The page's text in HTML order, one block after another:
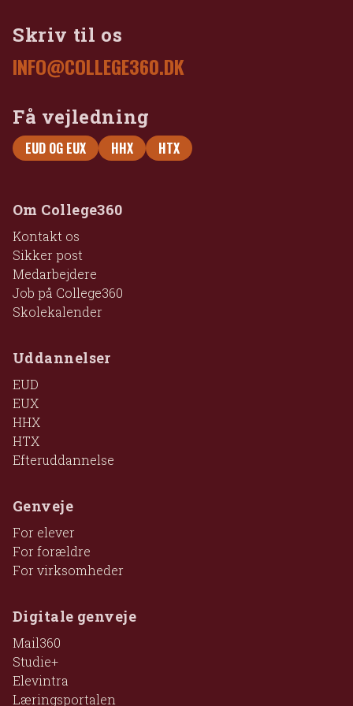
Skriv til os
INFO@COLLEGE360.DK
Få vejledning
EUD OG EUX HHX HTX
Om College360
Kontakt os
Sikker post
Medarbejdere
Job på College360
Skolekalender
Uddannelser
EUD
EUX
HHX
HTX
Efteruddannelse
Genveje
For elever
For forældre
For virksomheder
Digitale genveje
Mail360
Studie+
Elevintra
Læringsportalen